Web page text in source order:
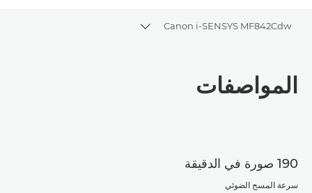
Canon i-SENSYS MF842Cdw
Toggle breadcrumbs
المواصفات
المواصفات
190 صورة في الدقيقة
سرعة المسح الضوئي